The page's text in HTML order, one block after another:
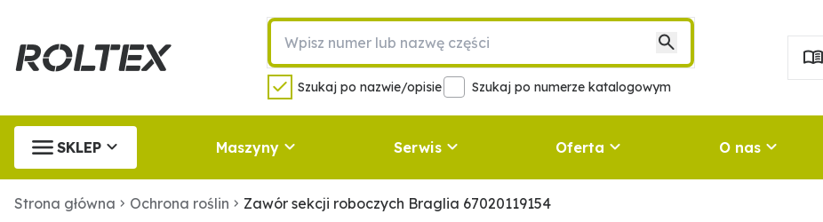
Szukaj po nazwie/opisie Szukaj po numerze katalogowym
SKLEP Maszyny Serwis Oferta O nas
Strona główna Ochrona roślin Zawór sekcji roboczych Braglia 67020119154